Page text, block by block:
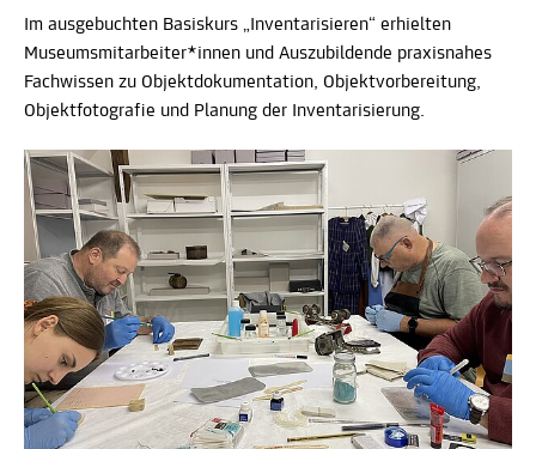
Im ausgebuchten Basiskurs „Inventarisieren“ erhielten
Museumsmitarbeiter*innen und Auszubildende praxisnahes
Fachwissen zu Objektdokumentation, Objektvorbereitung,
Objektfotografie und Planung der Inventarisierung.